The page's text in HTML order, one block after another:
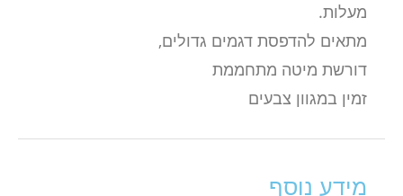
מעלות.
מתאים להדפסת דגמים גדולים,
דורשת מיטה מתחממת
זמין במגוון צבעים
מידע נוסף